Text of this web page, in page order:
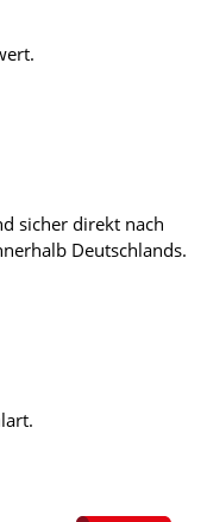
sicher direkt nach
Deutschlands.